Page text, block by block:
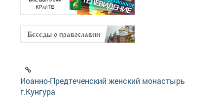
Иоанно-Предтеченский женский монастырь
г.Кунгура